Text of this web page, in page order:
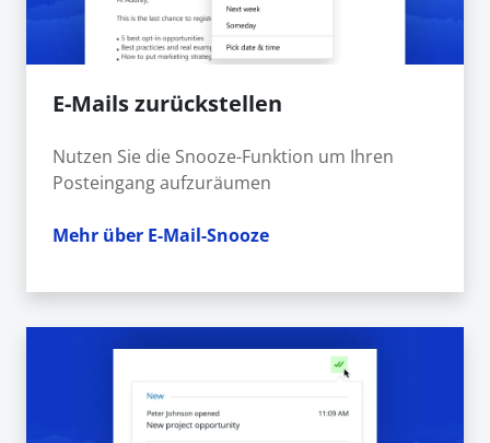
E-Mails zurückstellen
Nutzen Sie die Snooze-Funktion um Ihren
Posteingang aufzuräumen
Mehr über E-Mail-Snooze